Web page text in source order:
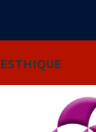
ESTHIQUE